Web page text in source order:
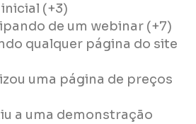
(+3)
de um webinar (+7)
qualquer página do site
uma página de preços
a uma demonstração